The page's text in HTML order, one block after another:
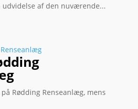
udvidelse af den nuværende...
Rødding Renseanlæg, mens